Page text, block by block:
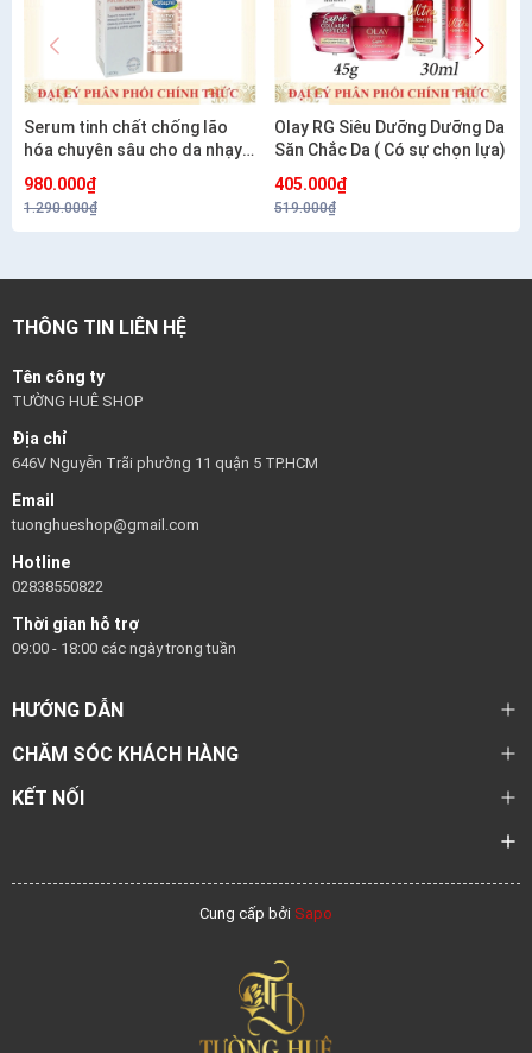
Serum tinh chất chống lão
hóa chuyên sâu cho da nhạy
cảm CETAPHIL HEALTHY
RENEW SERUM 30G
980.000₫
1.290.000₫
Olay RG Siêu Dưỡng Dưỡng Da
Săn Chắc Da ( Có sự chọn lựa)
405.000₫
519.000₫
THÔNG TIN LIÊN HỆ
Tên công ty
TƯỜNG HUÊ SHOP
Địa chỉ
646V Nguyễn Trãi phường 11 quận 5 TP.HCM
Email
tuonghueshop@gmail.com
Hotline
02838550822
Thời gian hỗ trợ
09:00 - 18:00 các ngày trong tuần
HƯỚNG DẪN
CHĂM SÓC KHÁCH HÀNG
KẾT NỐI
Cung cấp bởi Sapo